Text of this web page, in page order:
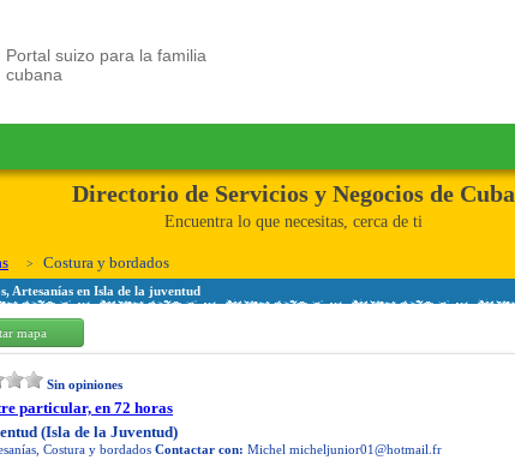
Portal suizo para la familia
cubana
Directorio de Servicios y Negocios de Cuba
Encuentra lo que necesitas, cerca de ti
Costura y bordados
Artesanías en Isla de la juventud
mapa
Sin opiniones
particular, en 72 horas
(Isla de la Juventud)
Costura y bordados Contactar con: Michel micheljunior01@hotmail.fr